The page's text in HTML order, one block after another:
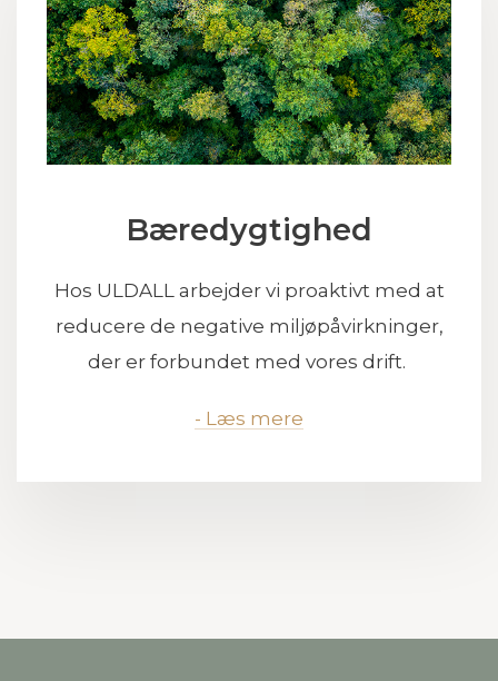
Bæredygtighed
Hos ULDALL arbejder vi proaktivt med at
reducere de negative miljøpåvirkninger,
der er forbundet med vores drift.
- Læs mere